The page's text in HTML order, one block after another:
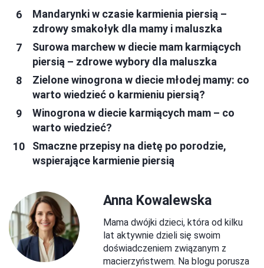
Mandarynki w czasie karmienia piersią –
zdrowy smakołyk dla mamy i maluszka
Surowa marchew w diecie mam karmiących
piersią – zdrowe wybory dla maluszka
Zielone winogrona w diecie młodej mamy: co
warto wiedzieć o karmieniu piersią?
Winogrona w diecie karmiących mam – co
warto wiedzieć?
Smaczne przepisy na dietę po porodzie,
wspierające karmienie piersią
Anna Kowalewska
Mama dwójki dzieci, która od kilku
lat aktywnie dzieli się swoim
doświadczeniem związanym z
macierzyństwem. Na blogu porusza